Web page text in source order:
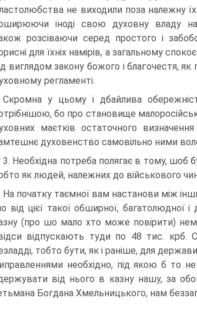
не виходили поза належну
іноді свою духовну владу
розсіваючи серед простого і
для їхніх намірів, а загальному
виглядом закону божого і благочестя,
регламенті.
Скромна у цьому і дбайлива
бо про становище
маєтків остаточного
духовенство самовільно ними
3. Необхідна потреба полягає в тому, шоб
як людей, належ­них до військового
На початку таємної вам настанови між
від цієї такої обширної, багатолюдної
(про шо мало хто може повірити)
відпускають туди по 48 тис. крб.
тобто бути, як і раніше, для
необхідно, під якою б то
від нього в казну нашу, за
Богдана Хмельницького, нам